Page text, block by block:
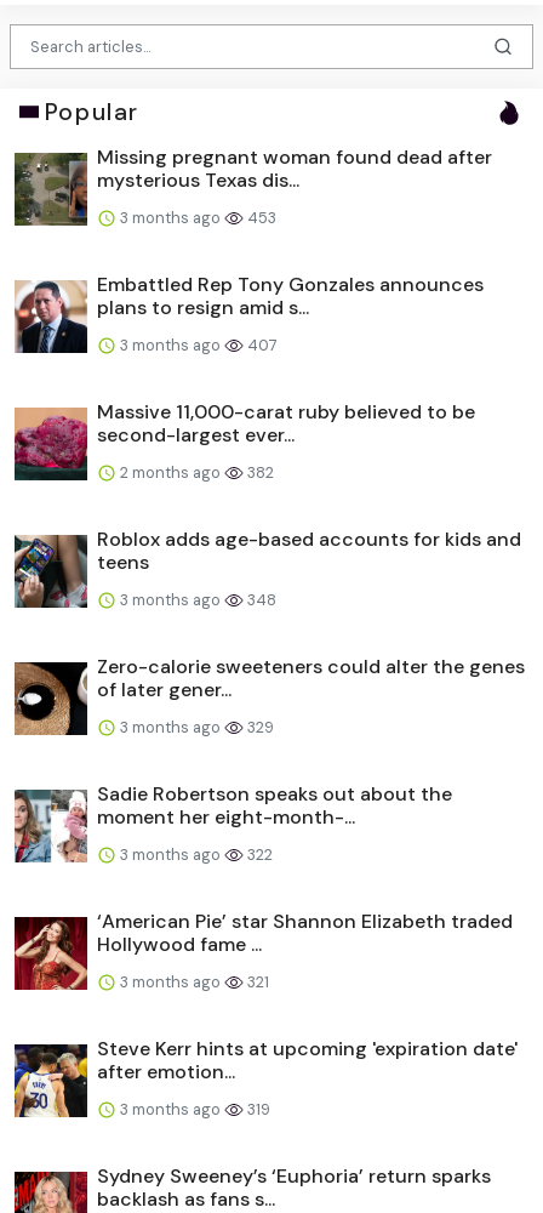
Popular
Missing pregnant woman found dead after
mysterious Texas dis...
3 months ago 453
Embattled Rep Tony Gonzales announces
plans to resign amid s...
3 months ago 407
Massive 11,000-carat ruby believed to be
second-largest ever...
2 months ago 382
Roblox adds age-based accounts for kids and
teens
3 months ago 348
Zero-calorie sweeteners could alter the genes
of later gener...
3 months ago 329
Sadie Robertson speaks out about the
moment her eight-month-...
3 months ago 322
‘American Pie’ star Shannon Elizabeth traded
Hollywood fame ...
3 months ago 321
Steve Kerr hints at upcoming 'expiration date'
after emotion...
3 months ago 319
Sydney Sweeney’s ‘Euphoria’ return sparks
backlash as fans s...